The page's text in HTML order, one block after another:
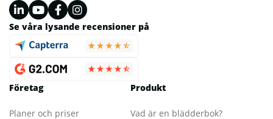
Se våra lysande recensioner på
Företag
Planer och priser
Produkt
Vad är en blädderbok?